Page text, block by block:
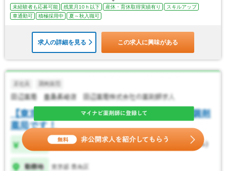
未経験者も応募可能 残業月10ｈ以下 産休・育休取得実績有り
スキルアップ
車通勤可
積極採用中 夏～秋入職可
求人の詳細を見る この求人に興味がある